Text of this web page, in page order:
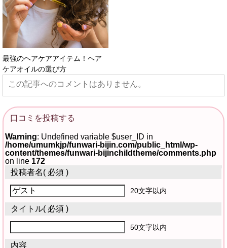
最強のヘアケアアイテム！ヘア
ケアオイルの選び方
この記事へのコメントはありません。
口コミを投稿する
Warning : Undefined variable $user_ID in
/home/umumkjp/funwari-bijin.com/public_html/wp-
content/themes/funwari-bijinchildtheme/comments.php
on line 172
投稿者名( 必須 )
20文字以内
タイトル( 必須 )
50文字以内
内容